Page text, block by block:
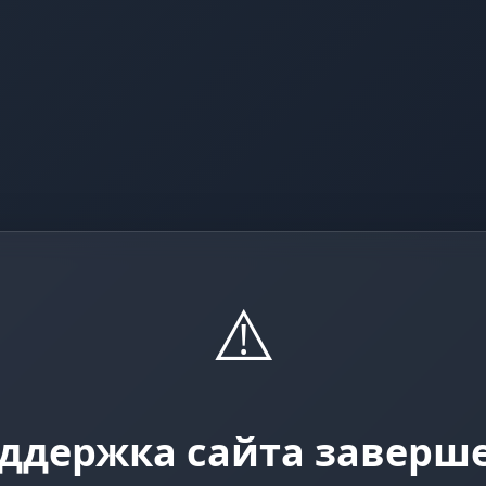
⚠️
сайта